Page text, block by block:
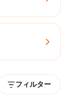
フィルター